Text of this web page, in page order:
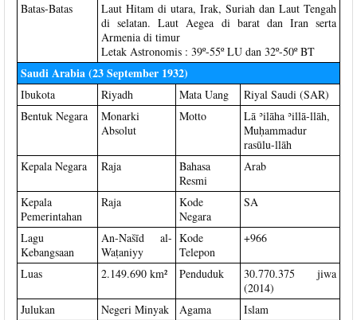
Batas-Batas
Laut Hitam di utara, Irak, Suriah dan Laut Tengah
di selatan. Laut Aegea di barat dan Iran serta
Armenia di timur
Letak Astronomis : 39º-55º LU dan 32º-50º BT
Saudi Arabia (23 September 1932)
Ibukota Riyadh Mata Uang
Riyal Saudi (SAR)
Bentuk Negara
Monarki
Absolut
Motto
Lā ʾilāha ʾillā-llāh,
Muḥammadur
rasūlu-llāh
Kepala Negara
Raja
Bahasa
Resmi
Arab
Kepala
Pemerintahan
Raja
Kode
Negara
SA
Lagu
Kebangsaan
An-Našīd al-
Waṭaniyy
Kode
Telepon
+966
Luas 2.149.690 km² Penduduk
30.770.375 jiwa
(2014)
Julukan
Negeri Minyak Agama
Islam